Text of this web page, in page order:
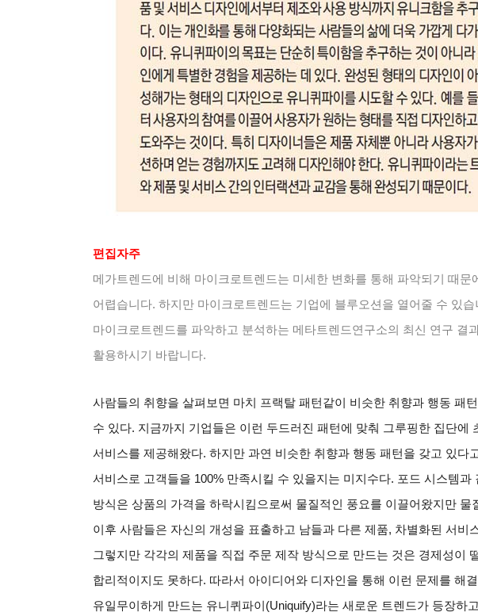
편집자주
메가트렌드에 비해 마이크로트렌드는 미세한 변화를 통해 파악되기 때문
어렵습니다. 하지만 마이크로트렌드는 기업에 블루오션을 열어줄 수 있습
마이크로트렌드를 파악하고 분석하는 메타트렌드연구소의 최신 연구 결
활용하시기 바랍니다.
사람들의 취향을 살펴보면 마치 프랙탈 패턴같이 비슷한 취향과 행동 패
수 있다. 지금까지 기업들은 이런 두드러진 패턴에 맞춰 그루핑한 집단에
서비스를 제공해왔다. 하지만 과연 비슷한 취향과 행동 패턴을 갖고 있다
서비스로 고객들을 100% 만족시킬 수 있을지는 미지수다. 포드 시스템과
방식은 상품의 가격을 하락시킴으로써 물질적인 풍요를 이끌어왔지만 물
이후 사람들은 자신의 개성을 표출하고 남들과 다른 제품, 차별화된 서비
그렇지만 각각의 제품을 직접 주문 제작 방식으로 만드는 것은 경제성이
합리적이지도 못하다. 따라서 아이디어와 디자인을 통해 이런 문제를 해
유일무이하게 만드는 유니퀴파이(Uniquify)라는 새로운 트렌드가 등장하